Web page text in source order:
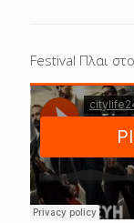
Festival Πλαι